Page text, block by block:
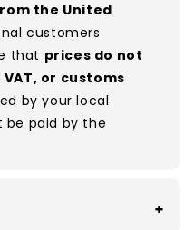
vintage/used
(5–10%) may
small tears, holes, or
inspect all items, a
Condition
pieces, and some
the United
customers
that prices do not
or customs
by your local
paid by the